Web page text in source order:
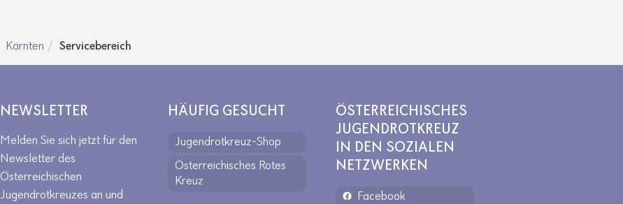
Kärnten Servicebereich
NEWSLETTER
Melden Sie sich jetzt für den
Newsletter des
Österreichischen
Jugendrotkreuzes an und
HÄUFIG GESUCHT
Jugendrotkreuz-Shop
Österreichisches Rotes
Kreuz
ÖSTERREICHISCHES
JUGENDROTKREUZ
IN DEN SOZIALEN
NETZWERKEN
Facebook